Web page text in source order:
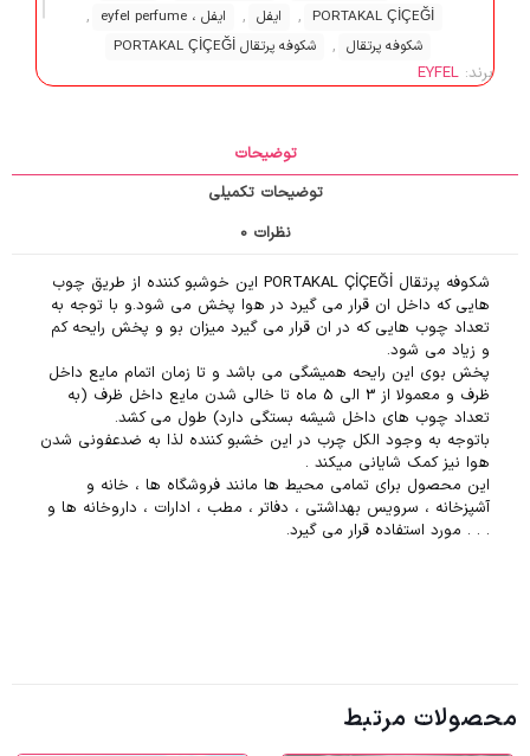
PORTAKAL ÇİÇEĞİ
, ایفل , ایفل ، eyfel perfume ,
شکوفه پرتقال , شکوفه پرتقال PORTAKAL ÇİÇEĞİ
برند: EYFEL
توضیحات
توضیحات تکمیلی
نظرات0
شکوفه پرتقال PORTAKAL ÇİÇEĞİ این خوشبو کننده از طریق چوب
هایی که داخل ان قرار می گیرد در هوا پخش می شود.و با توجه به
تعداد چوب هایی که در ان قرار می گیرد میزان بو و پخش رایحه کم
و زیاد می شود.
پخش بوی این رایحه همیشگی می باشد و تا زمان اتمام مایع داخل
ظرف و معمولا از 3 الی 5 ماه تا خالی شدن مایع داخل ظرف (به
تعداد چوب های داخل شیشه بستگی دارد) طول می کشد.
باتوجه به وجود الکل چرب در این خشبو کننده لذا به ضدعفونی شدن
هوا نیز کمک شایانی میکند .
این محصول برای تمامی محیط ها مانند فروشگاه ها ، خانه و
آشپزخانه ، سرویس بهداشتی ، دفاتر ، مطب ، ادارات ، داروخانه ها و
. . . مورد استفاده قرار می گیرد.
محصولات مرتبط